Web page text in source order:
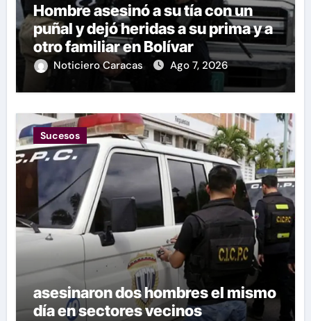
Hombre asesinó a su tía con un
puñal y dejó heridas a su prima y a
otro familiar en Bolívar
Noticiero Caracas Ago 7, 2026
Sucesos
asesinaron dos hombres el mismo
día en sectores vecinos